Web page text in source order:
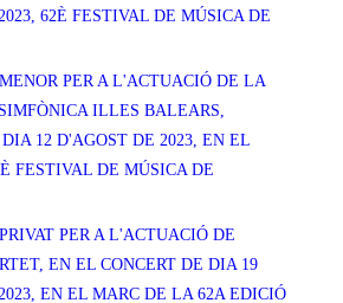
62È FESTIVAL DE MÚSICA DE
PER A L'ACTUACIÓ DE LA
ILLES BALEARS,
12 D'AGOST DE 2023, EN EL
FESTIVAL DE MÚSICA DE
PER A L'ACTUACIÓ DE
EN EL CONCERT DE DIA 19
EN EL MARC DE LA 62A EDICIÓ